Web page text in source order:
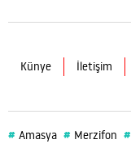
Künye İletişim
# Amasya # Merzifon #